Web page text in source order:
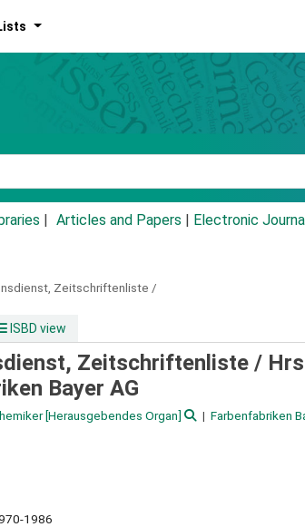
Articles and Papers Electronic
Zeitschriftenliste /
ISBD view
Zeitschriftenliste /
Bayer AG
[Herausgebendes Organ] Farbenfabriken
1986